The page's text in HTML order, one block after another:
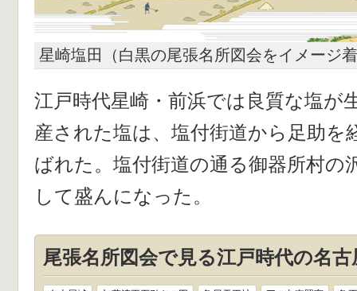
星崎塩田（白黒の尾張名所図会をイメージ
江戸時代星崎・前浜では良質な塩が
産された塩は、塩付街道から足助を
ばれた。塩付街道の通る御器所村の
して盛んになった。
尾張名所図会で見る江戸時代の名古